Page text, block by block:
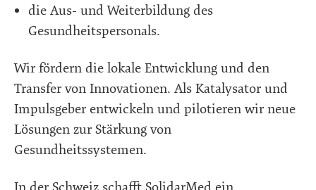
die Aus- und Weiterbildung des
Gesundheitspersonals.
Wir fördern die lokale Entwicklung und den
Transfer von Innovationen. Als Katalysator und
Impulsgeber entwickeln und pilotieren wir neue
Lösungen zur Stärkung von
Gesundheitssystemen.